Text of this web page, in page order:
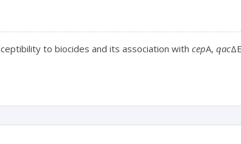
to biocides and its association with cepA, qac